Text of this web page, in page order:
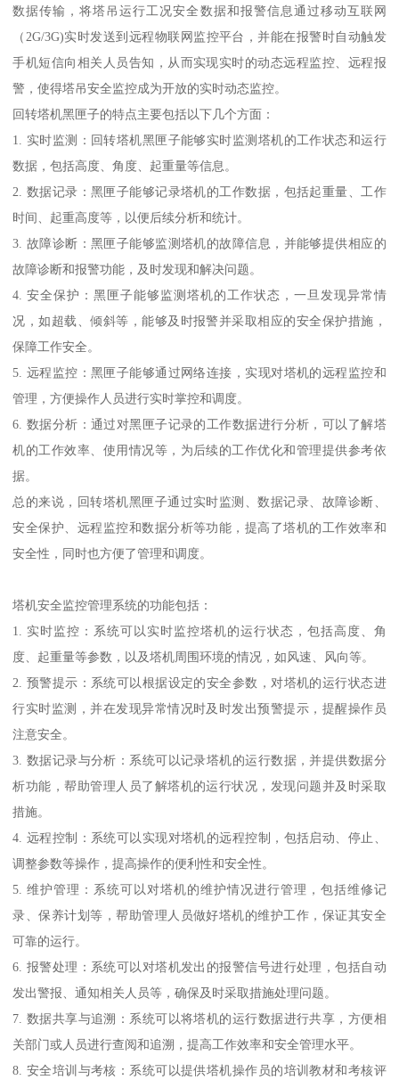
数据传输，将塔吊运行工况安全数据和报警信息通过移动互联网
（2G/3G)实时发送到远程物联网监控平台，并能在报警时自动触发
手机短信向相关人员告知，从而实现实时的动态远程监控、远程报
警，使得塔吊安全监控成为开放的实时动态监控。
回转塔机黑匣子的特点主要包括以下几个方面：
1. 实时监测：回转塔机黑匣子能够实时监测塔机的工作状态和运行
数据，包括高度、角度、起重量等信息。
2. 数据记录：黑匣子能够记录塔机的工作数据，包括起重量、工作
时间、起重高度等，以便后续分析和统计。
3. 故障诊断：黑匣子能够监测塔机的故障信息，并能够提供相应的
故障诊断和报警功能，及时发现和解决问题。
4. 安全保护：黑匣子能够监测塔机的工作状态，一旦发现异常情
况，如超载、倾斜等，能够及时报警并采取相应的安全保护措施，
保障工作安全。
5. 远程监控：黑匣子能够通过网络连接，实现对塔机的远程监控和
管理，方便操作人员进行实时掌控和调度。
6. 数据分析：通过对黑匣子记录的工作数据进行分析，可以了解塔
机的工作效率、使用情况等，为后续的工作优化和管理提供参考依
据。
总的来说，回转塔机黑匣子通过实时监测、数据记录、故障诊断、
安全保护、远程监控和数据分析等功能，提高了塔机的工作效率和
安全性，同时也方便了管理和调度。
塔机安全监控管理系统的功能包括：
1. 实时监控：系统可以实时监控塔机的运行状态，包括高度、角
度、起重量等参数，以及塔机周围环境的情况，如风速、风向等。
2. 预警提示：系统可以根据设定的安全参数，对塔机的运行状态进
行实时监测，并在发现异常情况时及时发出预警提示，提醒操作员
注意安全。
3. 数据记录与分析：系统可以记录塔机的运行数据，并提供数据分
析功能，帮助管理人员了解塔机的运行状况，发现问题并及时采取
措施。
4. 远程控制：系统可以实现对塔机的远程控制，包括启动、停止、
调整参数等操作，提高操作的便利性和安全性。
5. 维护管理：系统可以对塔机的维护情况进行管理，包括维修记
录、保养计划等，帮助管理人员做好塔机的维护工作，保证其安全
可靠的运行。
6. 报警处理：系统可以对塔机发出的报警信号进行处理，包括自动
发出警报、通知相关人员等，确保及时采取措施处理问题。
7. 数据共享与追溯：系统可以将塔机的运行数据进行共享，方便相
关部门或人员进行查阅和追溯，提高工作效率和安全管理水平。
8. 安全培训与考核：系统可以提供塔机操作员的培训教材和考核评